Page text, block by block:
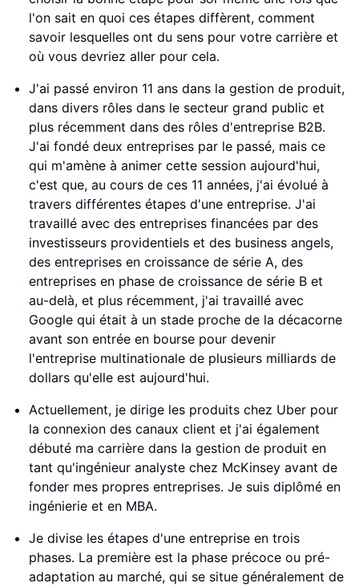
l'on sait en quoi ces étapes diffèrent, comment
savoir lesquelles ont du sens pour votre carrière et
où vous devriez aller pour cela.
J'ai passé environ 11 ans dans la gestion de produit,
dans divers rôles dans le secteur grand public et
plus récemment dans des rôles d'entreprise B2B.
J'ai fondé deux entreprises par le passé, mais ce
qui m'amène à animer cette session aujourd'hui,
c'est que, au cours de ces 11 années, j'ai évolué à
travers différentes étapes d'une entreprise. J'ai
travaillé avec des entreprises financées par des
investisseurs providentiels et des business angels,
des entreprises en croissance de série A, des
entreprises en phase de croissance de série B et
au-delà, et plus récemment, j'ai travaillé avec
Google qui était à un stade proche de la décacorne
avant son entrée en bourse pour devenir
l'entreprise multinationale de plusieurs milliards de
dollars qu'elle est aujourd'hui.
Actuellement, je dirige les produits chez Uber pour
la connexion des canaux client et j'ai également
débuté ma carrière dans la gestion de produit en
tant qu'ingénieur analyste chez McKinsey avant de
fonder mes propres entreprises. Je suis diplômé en
ingénierie et en MBA.
Je divise les étapes d'une entreprise en trois
phases. La première est la phase précoce ou pré-
adaptation au marché, qui se situe généralement de